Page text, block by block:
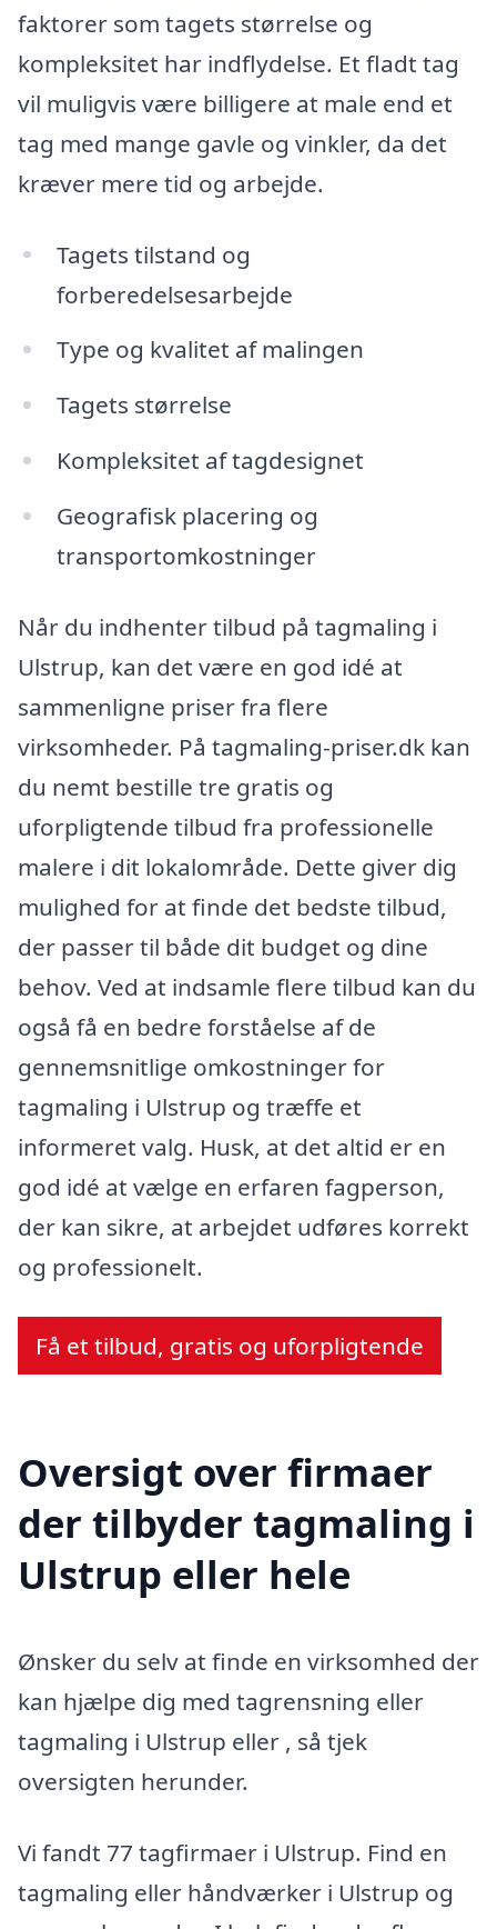
faktorer som tagets størrelse og
kompleksitet har indflydelse. Et fladt tag
vil muligvis være billigere at male end et
tag med mange gavle og vinkler, da det
kræver mere tid og arbejde.
Tagets tilstand og
forberedelsesarbejde
Type og kvalitet af malingen
Tagets størrelse
Kompleksitet af tagdesignet
Geografisk placering og
transportomkostninger
Når du indhenter tilbud på tagmaling i
Ulstrup, kan det være en god idé at
sammenligne priser fra flere
virksomheder. På tagmaling-priser.dk kan
du nemt bestille tre gratis og
uforpligtende tilbud fra professionelle
malere i dit lokalområde. Dette giver dig
mulighed for at finde det bedste tilbud,
der passer til både dit budget og dine
behov. Ved at indsamle flere tilbud kan du
også få en bedre forståelse af de
gennemsnitlige omkostninger for
tagmaling i Ulstrup og træffe et
informeret valg. Husk, at det altid er en
god idé at vælge en erfaren fagperson,
der kan sikre, at arbejdet udføres korrekt
og professionelt.
Få et tilbud, gratis og uforpligtende
Oversigt over firmaer
der tilbyder tagmaling i
Ulstrup eller hele
Ønsker du selv at finde en virksomhed der
kan hjælpe dig med tagrensning eller
tagmaling i Ulstrup eller , så tjek
oversigten herunder.
Vi fandt 77 tagfirmaer i Ulstrup. Find en
tagmaling eller håndværker i Ulstrup og